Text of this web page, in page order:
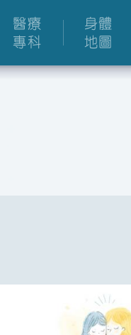
醫療
專科
身體
地圖